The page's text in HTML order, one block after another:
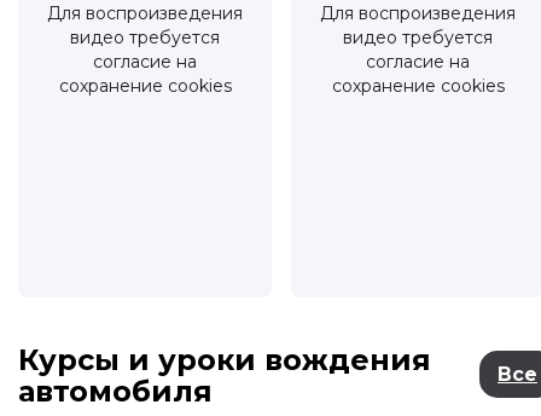
Для воспроизведения
видео требуется
согласие на
сохранение cookies
Для воспроизведения
видео требуется
согласие на
сохранение cookies
Курсы и уроки вождения
автомобиля
Все